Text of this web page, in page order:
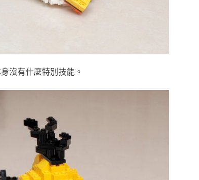
沒有什麼特別技能。